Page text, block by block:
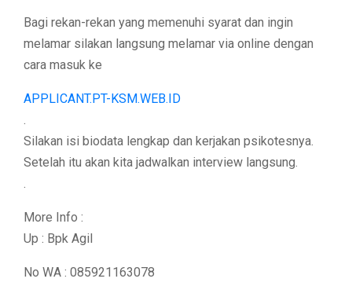
Bagi rekan-rekan yang memenuhi syarat dan ingin
melamar silakan langsung melamar via online dengan
cara masuk ke
APPLICANT.PT-KSM.WEB.ID
.
Silakan isi biodata lengkap dan kerjakan psikotesnya.
Setelah itu akan kita jadwalkan interview langsung.
.
More Info :
Up : Bpk Agil
No WA : 085921163078